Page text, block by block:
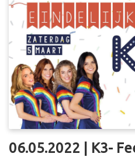
06.05.2022 | K3-